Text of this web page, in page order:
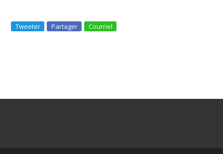
Tweeter Partager Courriel